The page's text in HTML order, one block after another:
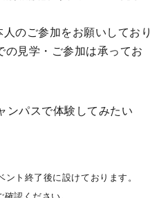
のご参加をお願いしており
の見学・ご参加は承ってお
ンパスで体験してみたい
ト終了後に設けております。